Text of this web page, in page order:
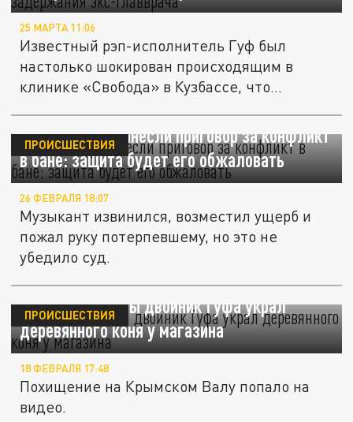
25 МАРТА 11:06
Известный рэп-исполнитель Гуф был
настолько шокирован происходящим в
клинике «Свобода» в Кузбассе, что...
Рэперу Гуфу вынесли приговор за конфликт
в бане: защита будет его обжаловать
ПРОИСШЕСТВИЯ
26 ФЕВРАЛЯ 18:07
Музыкант извинился, возместил ущерб и
пожал руку потерпевшему, но это не
убедило суд.
В центре Москвы двойник Гуфа украл
деревянного коня у магазина
ПРОИСШЕСТВИЯ
18 ФЕВРАЛЯ 17:48
Похищение на Крымском Валу попало на
видео.